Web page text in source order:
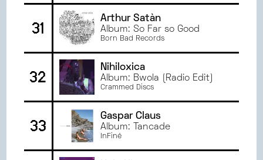
31
Arthur Satàn
Album: So Far so Good
Born Bad Records
32
Nihiloxica
Album: Bwola (Radio Edit)
Crammed Discs
33
Gaspar Claus
Album: Tancade
InFiné